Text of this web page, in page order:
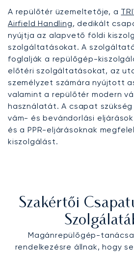
A repülőtér üzemeltetője, a
Airfield Handling, dedikált
nyújtja az alapvető földi
szolgáltatásokat. A
foglalják a repülőgép-
előtéri szolgáltatásokat, az
személyzet számára nyújtott
valamint a repülőtér modern
használatát. A csapat
vám- és bevándorlási
és a PPR-eljárásoknak
kiszolgálást.
Szakértői
Magánrepülőgép-
rendelkezésre állnak, hogy